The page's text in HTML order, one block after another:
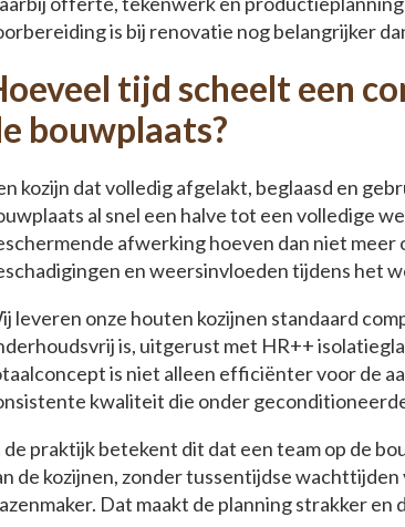
is bij renovatie nog belangrijker
tijd scheelt een
bouwplaats?
kozijn dat volledig afgelakt, beglaasd en
al snel een halve tot een volledige
afwerking hoeven dan niet meer
en weersinvloeden tijdens het
leveren onze houten kozijnen standaard
is, uitgerust met HR++
is niet alleen efficiënter voor de
kwaliteit die onder
de praktijk betekent dit dat een team op de
de kozijnen, zonder tussentijdse
Dat maakt de planning strakker